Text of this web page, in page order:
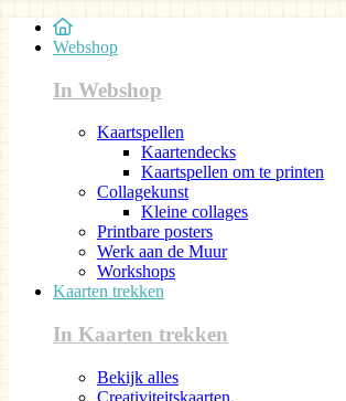
Webshop
In Webshop
Kaartspellen
Kaartendecks
Kaartspellen om te printen
Collagekunst
Kleine collages
Printbare posters
Werk aan de Muur
Workshops
Kaarten trekken
In Kaarten trekken
Bekijk alles
Creativiteitskaarten